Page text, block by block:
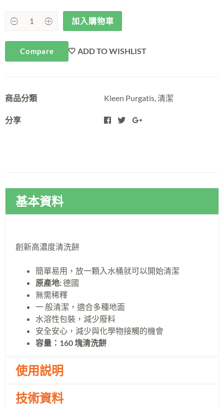
加入購物車
Compare ADD TO WISHLIST
商品分類 Kleen Purgatis, 清潔
分享
基本資料
創新高濃度清洗餅
簡單易用，放一顆入水桶就可以開始清潔
原產地:德國
無需稀釋
一 般清潔，適合多種地面
水溶性包裝，減少廢料
安全安心，減少與化學物接觸的機會
容量：160 塊清洗餅
使用説明
技術資料